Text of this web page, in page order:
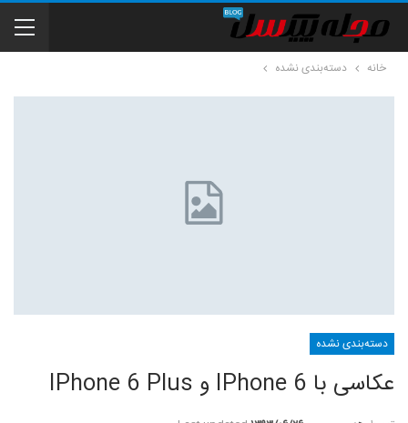
خانه دسته‌بندی نشده
دسته‌بندی نشده
عکاسی با IPhone 6 و IPhone 6 Plus